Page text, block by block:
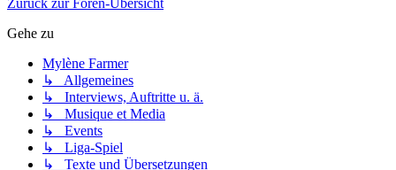
Zurück zur Foren-Übersicht
Gehe zu
Mylène Farmer
↳ Allgemeines
↳ Interviews, Auftritte u. ä.
↳ Musique et Media
↳ Events
↳ Liga-Spiel
↳ Texte und Übersetzungen